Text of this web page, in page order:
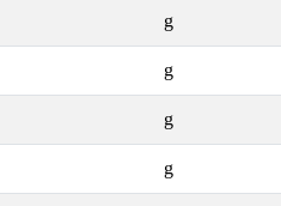
g
g
g
g